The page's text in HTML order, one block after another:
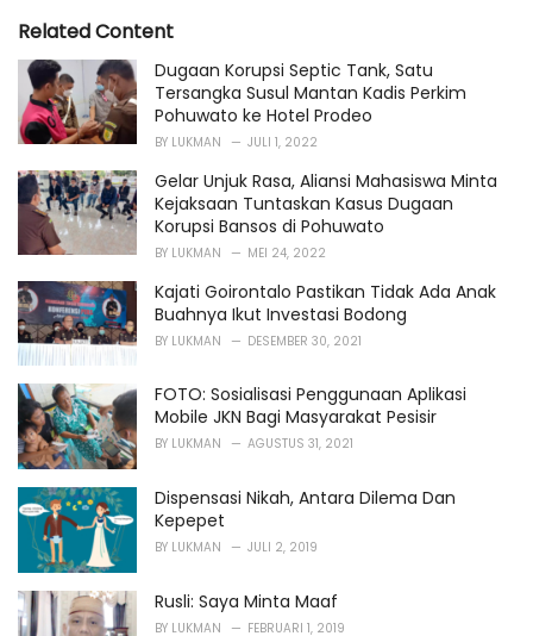
i
e
s
Related Content
Dugaan Korupsi Septic Tank, Satu
Tersangka Susul Mantan Kadis Perkim
Pohuwato ke Hotel Prodeo
BY LUKMAN JULI 1, 2022
Gelar Unjuk Rasa, Aliansi Mahasiswa Minta
Kejaksaan Tuntaskan Kasus Dugaan
Korupsi Bansos di Pohuwato
BY LUKMAN MEI 24, 2022
Kajati Goirontalo Pastikan Tidak Ada Anak
Buahnya Ikut Investasi Bodong
BY LUKMAN DESEMBER 30, 2021
FOTO: Sosialisasi Penggunaan Aplikasi
Mobile JKN Bagi Masyarakat Pesisir
BY LUKMAN AGUSTUS 31, 2021
Dispensasi Nikah, Antara Dilema Dan
Kepepet
BY LUKMAN JULI 2, 2019
Rusli: Saya Minta Maaf
BY LUKMAN FEBRUARI 1, 2019